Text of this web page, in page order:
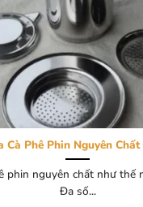
Cà Phê Phin Nguyên
phin nguyên chất như thế
Đa số...